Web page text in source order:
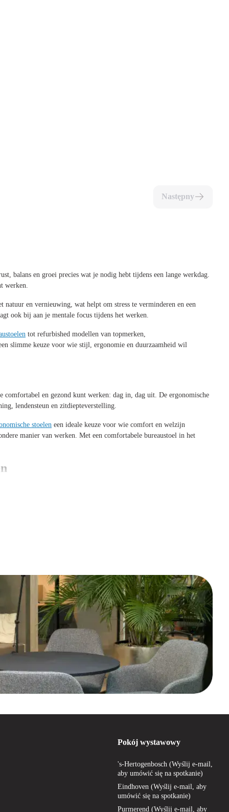
Następny
balans en groei precies wat je nodig hebt tijdens een lange werkdag.
werken.
en vernieuwing, wat helpt om stress te verminderen en een
ook bij aan je mentale focus tijdens het werken.
tot refurbished modellen van topmerken,
slimme keuze voor wie stijl, ergonomie en duurzaamheid wil
comfortabel en gezond kunt werken: dag in, dag uit. De ergonomische
lendensteun en zitdiepteverstelling.
stoelen een ideale keuze voor wie comfort en welzijn
manier van werken. Met een comfortabele bureaustoel in het
perfect past bij jouw werkplek. Of je nu houdt van een moderne
je interieur, bij Offeco vind je een ruime collectie aan stijlen en
werkstijl en interieur.
wat je zoekt. Onze collectie bestaat uit ergonomisch ontworpen
en België, een snelle levertijd van 1–5 werkdagen en maar liefst 90
groene bureaustoel bij Offeco, bestel direct online en werk
Pokój wystawowy
's-Hertogenbosch (Wyślij e-mail,
aby umówić się na spotkanie)
Eindhoven (Wyślij e-mail, aby
umówić się na spotkanie)
Purmerend (Wyślij e-mail, aby